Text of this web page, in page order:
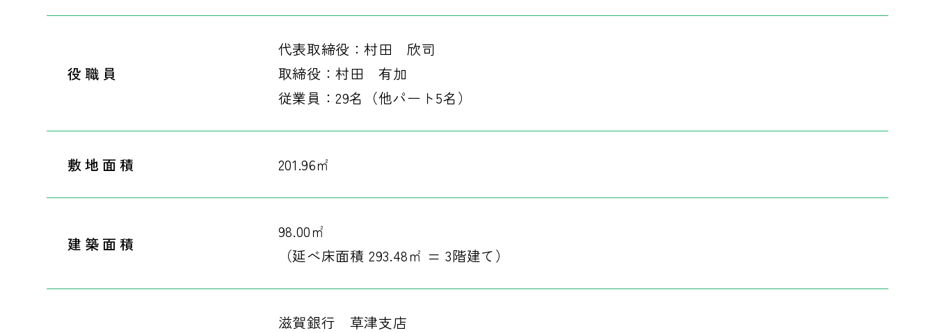
役職員
代表取締役：村田 欣司
取締役：村田 有加
従業員：29名（他パート5名）
敷地面積 201.96㎡
建築面積
98.00㎡
（延べ床面積 293.48㎡ = 3階建て）
滋賀銀行 草津支店